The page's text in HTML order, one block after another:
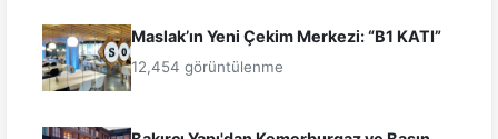
Maslak’ın Yeni Çekim Merkezi: “B1 KATI”
12,454 görüntülenme